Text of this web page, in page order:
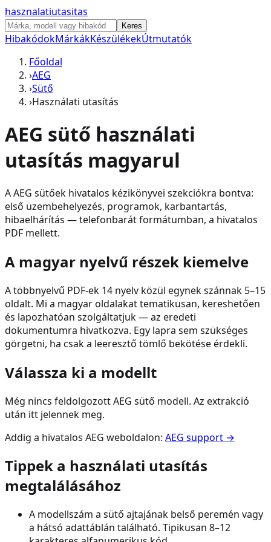
hasznalatiutasitas
Keres
HibakódokMárkákKészülékekÚtmutatók
Főoldal
›AEG
›Sütő
›Használati utasítás
AEG sütő használati
utasítás magyarul
AAEG sütőek hivatalos kézikönyvei szekciókra bontva:
első üzembehelyezés, programok, karbantartás,
hibaelhárítás — telefonbarát formátumban, a hivatalos
PDF mellett.
A magyar nyelvű részek kiemelve
A többnyelvű PDF-ek 14 nyelv közül egynek szánnak 5–15
oldalt. Mi a magyar oldalakat tematikusan, kereshetően
és lapozhatóan szolgáltatjuk — az eredeti
dokumentumra hivatkozva. Egy lapra sem szükséges
görgetni, ha csak a leeresztő tömlő bekötése érdekli.
Válassza ki a modellt
Még nincs feldolgozottAEG sütő modell. Az extrakció
után itt jelennek meg.
Addig a hivatalos AEG weboldalon: AEG support →
Tippek a használati utasítás
megtalálásához
A modellszám a sütő ajtajának belső peremén vagy
a hátsó adattáblán található. Tipikusan 8–12